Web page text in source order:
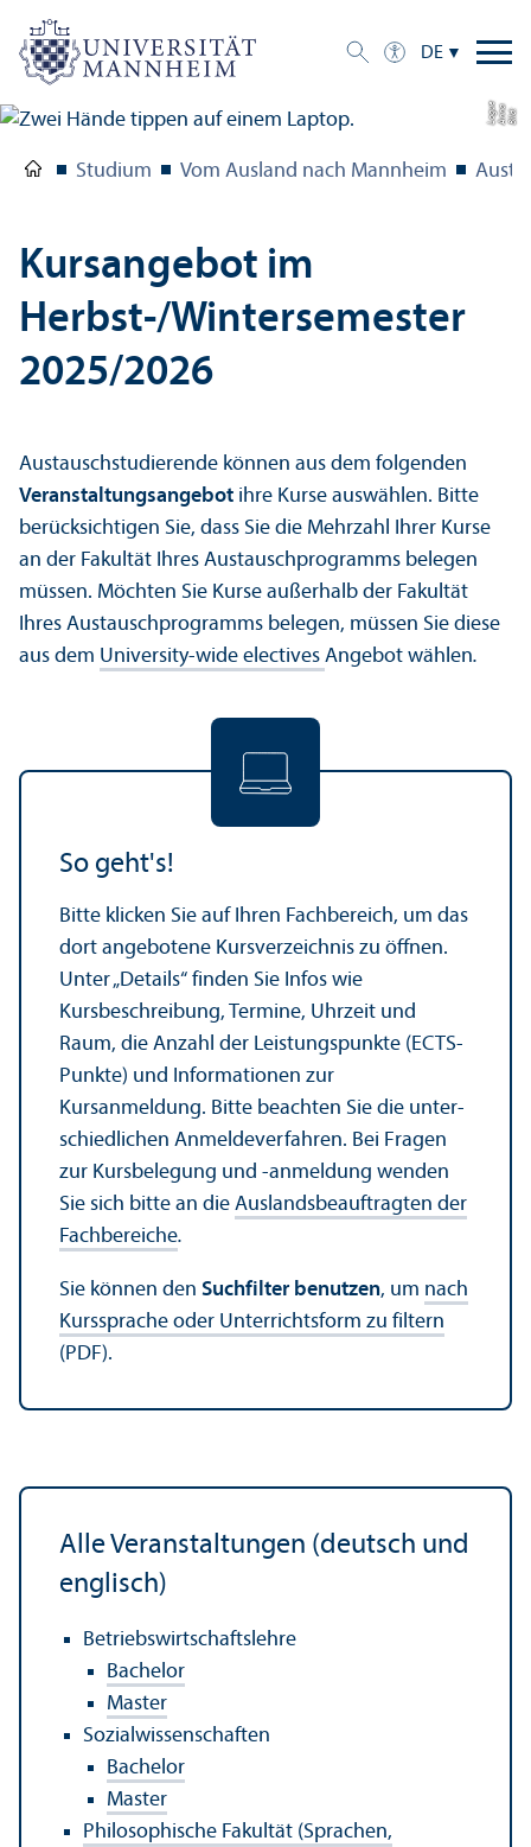
DE
Bil
d:
A
n
n
aL
o
g
u
e
Studium Vom Ausland nach Mannheim
Kursangebot im
Herbst-/Wintersemester
2025/2026
Austausch­studierende können aus dem folgenden
Veranstaltungs­angebot ihre Kurse auswählen. Bitte
berücksichtigen Sie, dass Sie die Mehrzahl Ihrer Kurse
an der Fakultät Ihres Austausch­programms belegen
müssen. Möchten Sie Kurse außerhalb der Fakultät
Ihres Austausch­programms belegen, müssen Sie diese
aus dem University-wide electives Angebot wählen.
So geht's!
Bitte klicken Sie auf Ihren Fach­bereich, um das
dort angebotene Kursverzeichnis zu öffnen.
Unter „Details“ finden Sie Infos wie
Kursbeschreibung, Termine, Uhrzeit und
Raum, die Anzahl der Leistungs­punkte (ECTS-
Punkte) und Informationen zur
Kursanmeldung. Bitte beachten Sie die unter­
schiedlichen Anmelde­verfahren. Bei Fragen
zur Kursbelegung und -anmeldung wenden
Sie sich bitte an die Auslands­beauftragten der
Fach­bereiche.
Sie können den Suchfilter benutzen, um nach
Kurssprache oder Unter­richtsform zu filtern
(PDF).
Alle Veranstaltungen (deutsch und
englisch)
Betriebs­wirtschafts­lehre
Bachelor
Master
Sozial­wissenschaften
Bachelor
Master
Philosophische Fakultät (Sprachen,